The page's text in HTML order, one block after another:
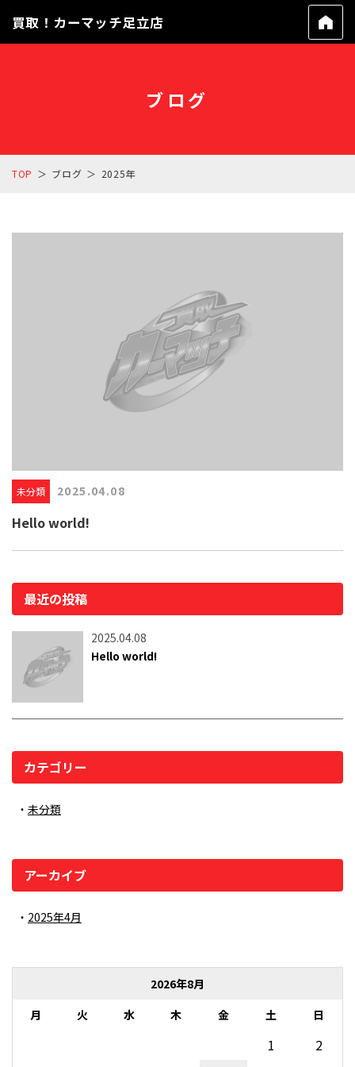
買取！カーマッチ足立店
ブログ
TOP ブログ 2025年
未分類 2025.04.08
Hello world!
最近の投稿
2025.04.08
Hello world!
カテゴリー
未分類
アーカイブ
2025年4月
2026年8月
月
火 水 木 金 土 日
1
2